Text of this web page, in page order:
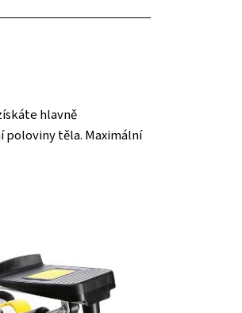
hlavně
poloviny těla. Maximální